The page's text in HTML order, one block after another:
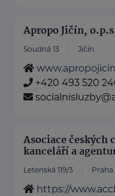
Apropo Jičín,
Soudná 13 Jičín
+420 493 520
Asociace českých
kanceláří a
Letenská 119/3 Praha
https://